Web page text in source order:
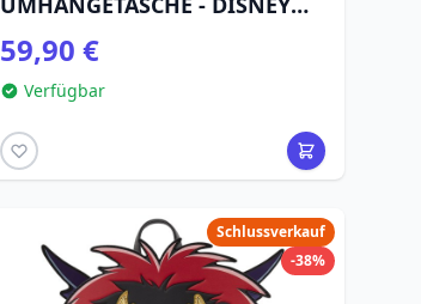
LOUNGEFLY
59,90 €
Verfügbar
Schlussverkauf
-38%